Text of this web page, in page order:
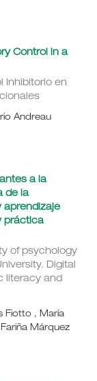
Control in a
Inhibitorio en
Andreau
a la
de la
aprendizaje
práctica
of psychology
Digital
literacy and
Fiotto , María
Márquez